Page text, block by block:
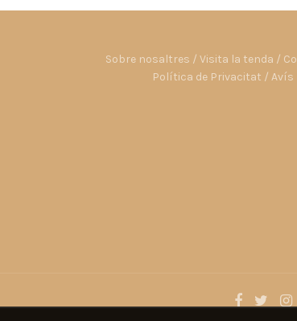
Sobre nosaltres / Visita la tenda /
Política de Privacitat / Avís